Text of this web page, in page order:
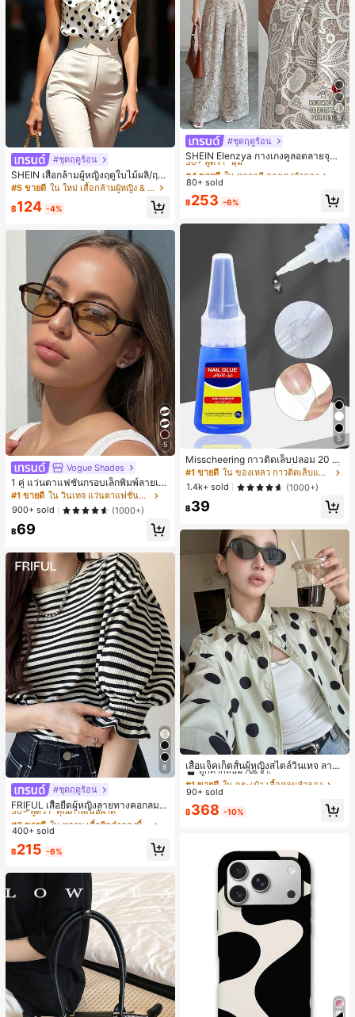
#ชุดฤดูร้อน
SHEIN เสื้อกล้ามผู้หญิงฤดูใบไม้ผลิ/ฤดูร้
อน ใหม่ สไตล์มินิมอลลำลองหรูหรา สีบ
ล็อก ลายจุด คอวี แพตช์เวิร์ก ชายระบา
ย แขนกุด ทรงเข้ารูป อเนกประสงค์, เสื้อ
หญิง, เสื้อเที่ยวพักผ่อนผู้หญิง
#5 ขายดี ใน ใหม่ เสื้อกล้ามผู้หญิง & Camis
฿124 -4%
5
Vogue Shades
1 คู่ แว่นตาแฟชั่นกรอบเล็กพิมพ์ลายเสื
อดาวสีแดงทรงวงรีสำหรับผู้หญิง กรอบ
PC สีพื้น สไตล์วินเทจ
#1 ขายดี
ใน วินเทจ แว่นตาแฟชั่นผู้หญิง
900+ sold
(1000+)
฿69
8
#ชุดฤดูร้อน
FRIFUL เสื้อยืดผู้หญิงลายทางคอกลมแ
ขนสั้นปลายแขนพับ เสื้อยืดกราฟิกฤดูร้
อน
#3 ขายดี
30+ พูดว่า "คุณภาพเนื้อผ้าดี"
#3 ขายดี
30+ พูดว่า "คุณภาพเนื้อผ้าดี"
#3 ขายดี
30+ พูดว่า "คุณภาพเนื้อผ้าดี"
#3 ขายดี
400+ sold
฿215 -6%
5
#ชุดฤดูร้อน
SHEIN Elenzya กางเกงคูลอตลายจุดเ
อวสูงแบบใหม่สำหรับฤดูใบไม้ผลิ/ฤดูร้อ
น, สไตล์หรูหราเหมาะสำหรับใส่ในชีวิต
ประจำวันและทำงาน, ให้ความรู้สึกวินเ
ทจสำหรับฤดูรับปริญญา, เทศกาลดนตร
ี, การแข่งม้าดาร์บี้, วันประกาศอิสรภาพ
#4 ขายดี
ใน หลากสี กางเกงลำลอง
30+ พูดว่า "นุ่ม"
#4 ขายดี ใน หลากสี กางเกงลำลอง
30+ พูดว่า "นุ่ม"
#4 ขายดี ใน หลากสี กางเกงลำลอง
30+ พูดว่า "นุ่ม"
#4 ขายดี
ใน หลากสี กางเกงลำลอง
80+ sold
฿253 -6%
5
Misscheering กาวติดเล็บปลอม 20 กรั
ม แรงยึดสูง เจลสติกเกอร์เล็บนุ่ม แห้งเร็
ว เหมาะสำหรับผู้เริ่มต้นทำเล็บ ติดทนน
าน
#1 ขายดี
ใน ของเหลว กาวติดเล็บและสารยึดติด
1.4k+ sold
(1000+)
฿39
เสื้อแจ็คเก็ตสั้นผู้หญิงสไตล์วินเทจ ลายจุ
ดขนาดใหญ่ คอตั้ง เอวเข้ารูป แขนพอง
ทรงหลวม แฟชั่นอเนกประสงค์ สำหรับใ
ส่ประจำวันและไปเที่ยวพักผ่อน
#1 ขายดี
ใน กระเป๋า เสื้อคลุมลำลอง
ลูกค้ากลับมาซื้อซ้ำ!
#1 ขายดี ใน กระเป๋า เสื้อคลุมลำลอง
ลูกค้ากลับมาซื้อซ้ำ!
#1 ขายดี ใน กระเป๋า เสื้อคลุมลำลอง
ลูกค้ากลับมาซื้อซ้ำ!
#1 ขายดี
ใน กระเป๋า เสื้อคลุมลำลอง
90+ sold
฿368 -10%